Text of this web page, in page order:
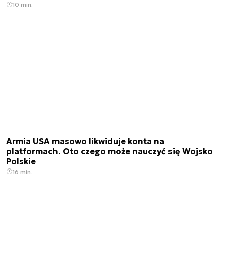
10 min.
Armia USA masowo likwiduje konta na
platformach. Oto czego może nauczyć się Wojsko
Polskie
16 min.